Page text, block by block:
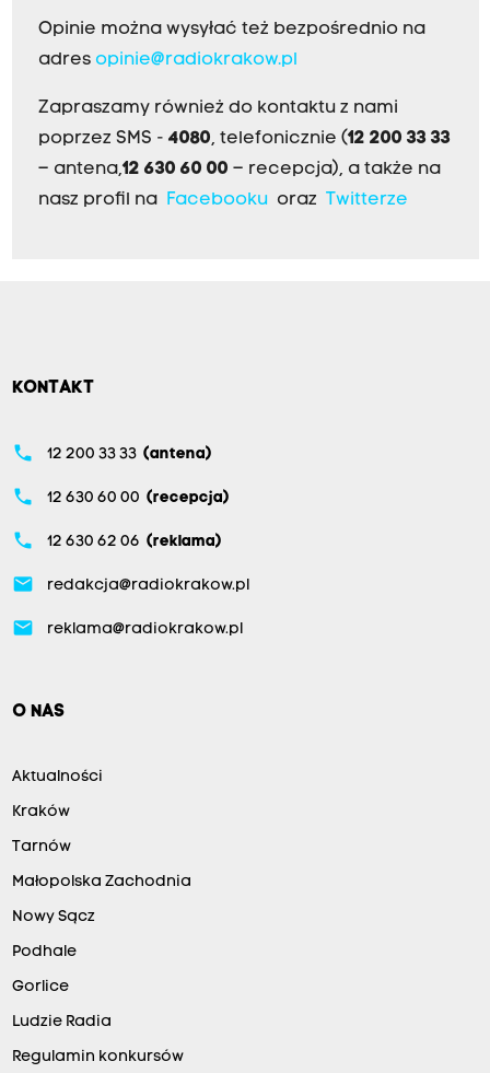
Opinie można wysyłać też bezpośrednio na
adres opinie@radiokrakow.pl
Zapraszamy również do kontaktu z nami
poprzez SMS - 4080, telefonicznie (12 200 33 33
– antena,12 630 60 00 – recepcja), a także na
nasz profil na Facebookuoraz Twitterze
KONTAKT
phone 12 200 33 33 (antena)
phone 12 630 60 00 (recepcja)
phone 12 630 62 06 (reklama)
email redakcja@radiokrakow.pl
email reklama@radiokrakow.pl
O NAS
Aktualności
Kraków
Tarnów
Małopolska Zachodnia
Nowy Sącz
Podhale
Gorlice
Ludzie Radia
Regulamin konkursów